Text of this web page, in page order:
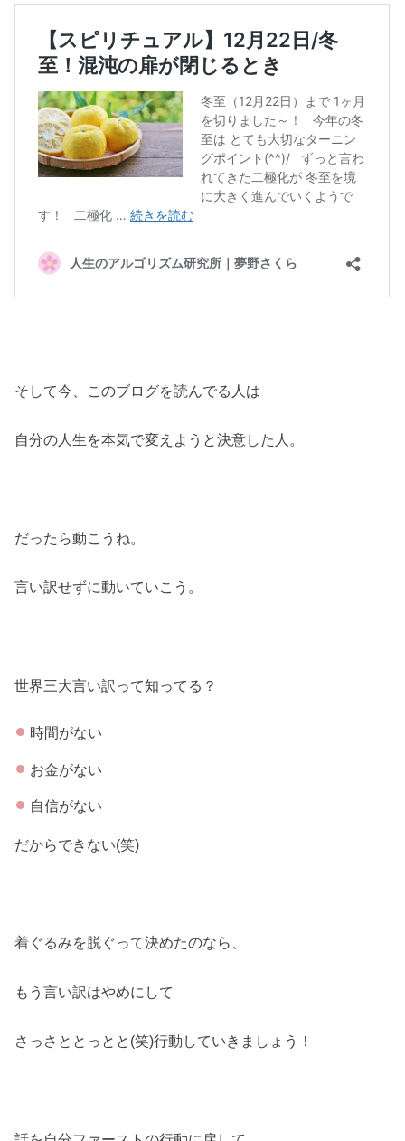
そして今、このブログを読んでる人は
自分の人生を本気で変えようと決意した人。
だったら動こうね。
言い訳せずに動いていこう。
世界三大言い訳って知ってる？
時間がない
お金がない
自信がない
だからできない(笑)
着ぐるみを脱ぐって決めたのなら、
もう言い訳はやめにして
さっさととっとと(笑)行動していきましょう！